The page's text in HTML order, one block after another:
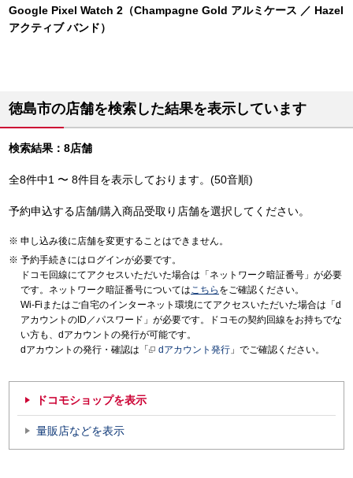
Google Pixel Watch 2（Champagne Gold アルミケース ／ Hazel
アクティブ バンド）
徳島市の店舗を検索した結果を表示しています
検索結果：8店舗
全8件中1 〜 8件目を表示しております。(50音順)
予約申込する店舗/購入商品受取り店舗を選択してください。
申し込み後に店舗を変更することはできません。
予約手続きにはログインが必要です。
ドコモ回線にてアクセスいただいた場合は「ネットワーク暗証番号」が必要
です。ネットワーク暗証番号についてはこちら をご確認ください。
Wi-Fiまたはご自宅のインターネット環境にてアクセスいただいた場合は「d
アカウントのID／パスワード」が必要です。ドコモの契約回線をお持ちでな
い方も、dアカウントの発行が可能です。
dアカウントの発行・確認は「
dアカウント発行 」でご確認ください。
ドコモショップを表示
量販店などを表示